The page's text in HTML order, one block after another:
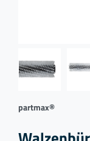
partmax®